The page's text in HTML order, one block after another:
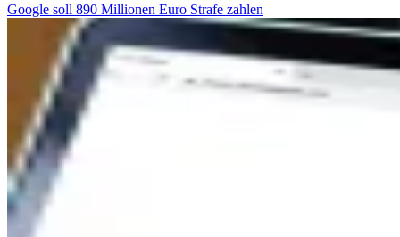
Google soll 890 Millionen Euro Strafe zahlen